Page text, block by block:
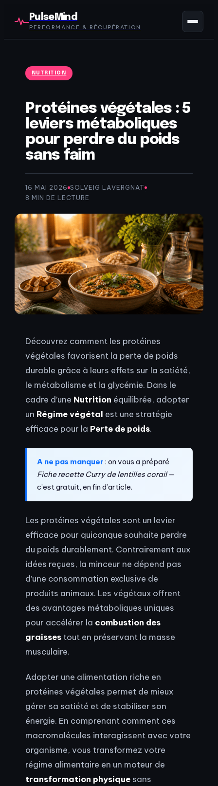
PulseMind
PERFORMANCE & RÉCUPÉRATION
NUTRITION
Protéines végétales : 5
leviers métaboliques
pour perdre du poids
sans faim
16 MAI 2026·SOLVEIG LAVERGNAT·
8 MIN DE LECTURE
Découvrez comment les protéines
végétales favorisent la perte de poids
durable grâce à leurs effets sur la satiété,
le métabolisme et la glycémie. Dans le
cadre d’une Nutrition équilibrée, adopter
un Régime végétal est une stratégie
efficace pour la Perte de poids.
A ne pas manquer : on vous a préparé
Fiche recette Curry de lentilles corail—
c’est gratuit, en fin d’article.
Les protéines végétales sont un levier
efficace pour quiconque souhaite perdre
du poids durablement. Contrairement aux
idées reçues, la minceur ne dépend pas
d’une consommation exclusive de
produits animaux. Les végétaux offrent
des avantages métaboliques uniques
pour accélérer la combustion des
graisses tout en préservant la masse
musculaire.
Adopter une alimentation riche en
protéines végétales permet de mieux
gérer sa satiété et de stabiliser son
énergie. En comprenant comment ces
macromolécules interagissent avec votre
organisme, vous transformez votre
régime alimentaire en un moteur de
transformation physique sans